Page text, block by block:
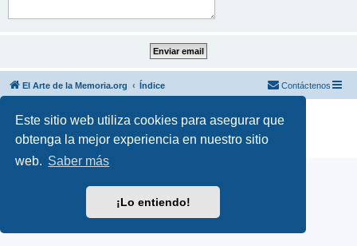
Este sitio web utiliza cookies para asegurar que
obtenga la mejor experiencia en nuestro sitio
web. Saber más
¡Lo entiendo!
El Arte de la Memoria.org Índice Contáctenos
Desarrollado por phpBB ® Forum Software © phpBB Limited
Traducción al español por
phpBB España
Privacidad|Condiciones